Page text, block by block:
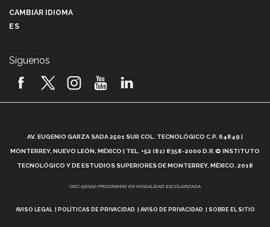
2026! (video)
¿Cómo es el Modelo Educativo Tec? (video)
Vida Tec: Feminismo e Inteligencia Artificial, Paola
CAMBIAR IDIOMA
ES
Síguenos
AV. EUGENIO GARZA SADA 2501 SUR COL. TECNOLÓGICO C.P. 64849 |
MONTERREY, NUEVO LEÓN, MÉXICO | TEL. +52 (81) 8358-2000 D.R.© INSTITUTO
TECNOLÓGICO Y DE ESTUDIOS SUPERIORES DE MONTERREY, MÉXICO. 2018
*DEC-520912 PROGRAMAS EN MODALIDAD ESCOLARIZADA.
AVISO LEGAL POLÍTICAS DE PRIVACIDAD AVISO DE PRIVACIDAD SOBRE EL SITIO